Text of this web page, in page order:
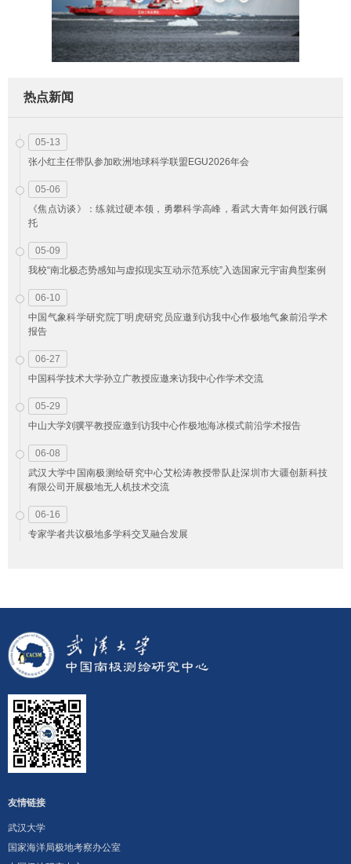
热点新闻
05-13
张小红主任带队参加欧洲地球科学联盟EGU2026年会
05-06
《焦点访谈》：练就过硬本领，勇攀科学高峰，看武大青年如何践行嘱
托
05-09
我校“南北极态势感知与虚拟现实互动示范系统”入选国家元宇宙典型案例
06-10
中国气象科学研究院丁明虎研究员应邀到访我中心作极地气象前沿学术
报告
06-27
中国科学技术大学孙立广教授应邀来访我中心作学术交流
05-29
中山大学刘骥平教授应邀到访我中心作极地海冰模式前沿学术报告
06-08
武汉大学中国南极测绘研究中心艾松涛教授带队赴深圳市大疆创新科技
有限公司开展极地无人机技术交流
06-16
专家学者共议极地多学科交叉融合发展
友情链接
武汉大学
国家海洋局极地考察办公室